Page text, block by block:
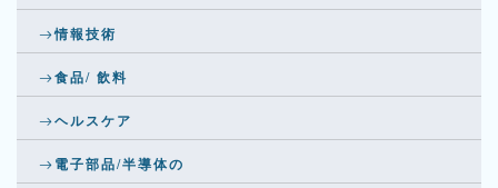
情報技術
食品/ 飲料
ヘルスケア
電子部品/半導体の